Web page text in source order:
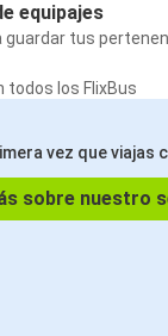
equipajes
guardar tus
todos los FlixBus
vez que viajas
sobre nuestro